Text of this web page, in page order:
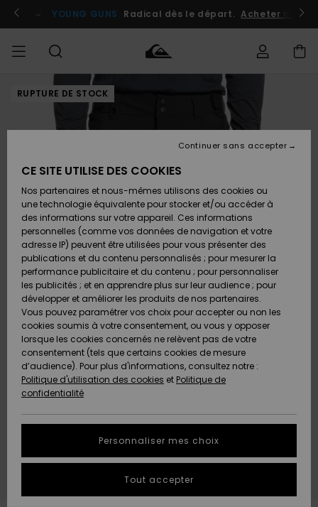
l'information
le
Se connecter / s'inscrire
YOUNG GUNS Radical dès le départ. Acheter
HOMME Vêtements
Chaussures
& Tongs
Surf
Snow
Nouveautés
A
Découvrir
Vêtements
Chaussures
& Tongs
Surf
Snow
Nouveautés
A
Découvrir
FEMME
Shop
A
Découvrir
Snow
SURF
Surf
Surf
Shop
Enfant
Highlights
Communauté
SNOW
Snow
Snow
Shop
Enfant
Snow
Shop
Femme
A
Découvrir
Communauté
OUTLET
Outlet
Enfant
Outlet
Femme
AIDE &
CONTACT
Accéder à
ma
Retours
Paiement
Carte
Cadeau
Quiksilver
Freedom
Protection
des
tailles
MAGASINS
QUIKSILVER
RUPTURE DE STOCK
CE SITE UTILISE DES COOKIES
Nos partenaires et nous-mêmes utilisons des cookies ou
une technologie équivalente pour stocker et/ou accéder à
des informations sur votre appareil. Ces informations
personnelles (comme vos données de navigation et votre
adresse IP) peuvent être utilisées pour vous présenter des
publications et du contenu personnalisés ; pour mesurer la
performance publicitaire et du contenu ; pour personnaliser
les publicités ; et en apprendre plus sur leur audience ; pour
développer et améliorer les produits de nos partenaires.
Vous pouvez paramétrer vos choix pour accepter ou non les
cookies soumis à votre consentement, ou vous y opposer
lorsque les cookies concernés ne relèvent pas de votre
consentement (tels que certains cookies de mesure
d’audience). Pour plus d'informations, consultez notre :
Politique d'utilisation des cookies et Politique de
confidentialité
Personnaliser mes choix
Continuer sans accepter
Tout accepter